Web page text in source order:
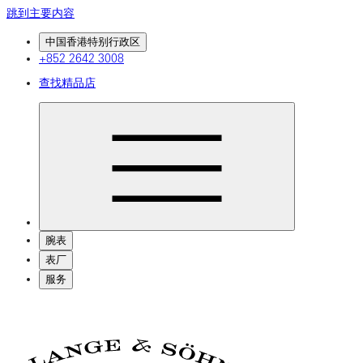
跳到主要内容
中国香港特别行政区
+852 2642 3008
查找精品店
腕表
表厂
服务